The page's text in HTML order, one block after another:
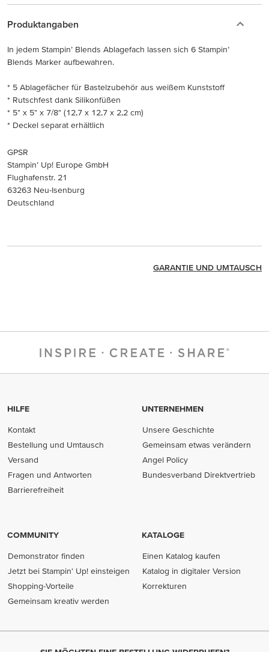
Produktangaben
In jedem Stampin’ Blends Ablagefach lassen sich 6 Stampin’
Blends Marker aufbewahren.
* 5 Ablagefächer für Bastelzubehör aus weißem Kunststoff
* Rutschfest dank Silikonfüßen
* 5" x 5" x 7/8" (12,7 x 12,7 x 2,2 cm)
* Deckel separat erhältlich
GPSR
Stampin’ Up! Europe GmbH
Flughafenstr. 21
63263 Neu-Isenburg
Deutschland
GARANTIE UND UMTAUSCH
HILFE
Kontakt
Bestellung und Umtausch
Versand
Fragen und Antworten
Barrierefreiheit
UNTERNEHMEN
Unsere Geschichte
Gemeinsam etwas verändern
Angel Policy
Bundesverband Direktvertrieb
COMMUNITY
Demonstrator finden
Jetzt bei Stampin' Up! einsteigen
Shopping-Vorteile
Gemeinsam kreativ werden
KATALOGE
Einen Katalog kaufen
Katalog in digitaler Version
Korrekturen